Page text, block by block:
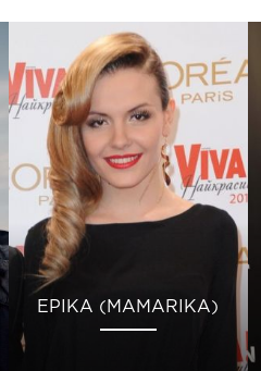
ЕРІКА (MAMARIKA)